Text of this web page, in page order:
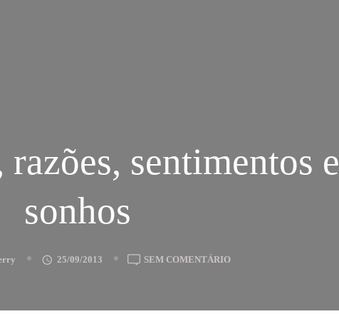
sentimentos e
sonhos
25/09/2013 SEM COMENTÁRIOEM
RAZÕES,